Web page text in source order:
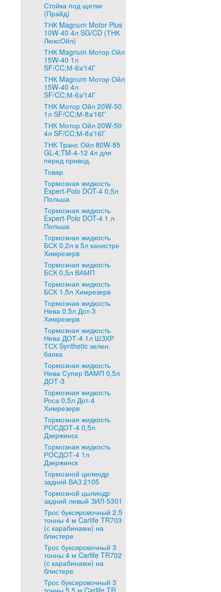
Стойка под щетки
(Прайд)
ТНК Magnum Motor Plus
10W-40 4л SG/CD (ТНК
ЛюксОйл)
ТНК Magnum Мотор Ойл
15W-40 1л
SF/CC;М-6з/14Г
ТНК Magnum Мотор Ойл
15W-40 4л
SF/CC;М-6з/14Г
ТНК Мотор Ойл 20W-50
1л SF/CC;М-8з/16Г
ТНК Мотор Ойл 20W-50
4л SF/CC;М-8з/16Г
ТНК Транс Ойл 80W-85
GL-4;TM-4-12 4л для
перед привод.
Товар
Тормозная жидкость
Expert-Polo DOT-4 0,5л
Польша
Тормозная жидкость
Expert-Polo DOT-4 1 л
Польша
Тормозная жидкость
БСК 0,2л в 5л канистре
Химрезерв
Тормозная жидкость
БСК 0,5л ВАМП
Тормозная жидкость
БСК 1,5л Химрезерв
Тормозная жидкость
Нева 0.5л Дот-3
Химрезерв
Тормозная жидкость
Нева ДОТ-4 1л ШЗХР
ТСХ Synthetic зелен.
банка
Тормозная жидкость
Нева Супер ВАМП 0,5л
ДОТ-3
Тормозная жидкость
Роса 0,5л Дот-4
Химрезерв
Тормозная жидкость
РОСДОТ-4 0,5л
Дзержинск
Тормозная жидкость
РОСДОТ-4 1л
Дзержинск
Тормозной цилиндр
задний ВАЗ 2105
Тормозной цылиндр
задний левый ЗИЛ-5301
Трос буксировочный 2,5
тонны 4 м Carlife TR703
(с карабинами) на
блистере
Трос буксировочный 3
тонны 4 м Carlife TR702
(с карабинами) на
блистере
Трос буксировочный 3
тонны 5,5 м Carlife TR